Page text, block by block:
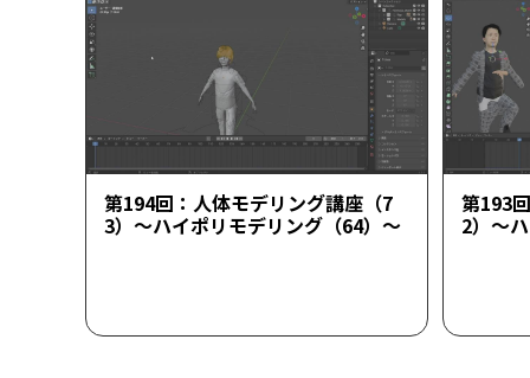
第194回：人体モデリング講座（7
3）～ハイポリモデリング（64）～
第193
2）～